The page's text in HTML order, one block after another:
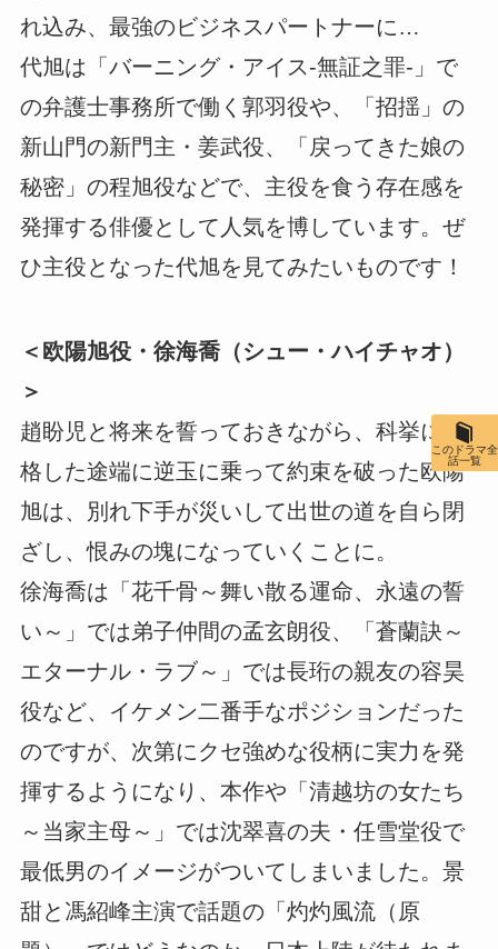
れ込み、最強のビジネスパートナーに…
代旭は「バーニング・アイス-無証之罪-」で
の弁護士事務所で働く郭羽役や、「招揺」の
新山門の新門主・姜武役、「戻ってきた娘の
秘密」の程旭役などで、主役を食う存在感を
発揮する俳優として人気を博しています。ぜ
ひ主役となった代旭を見てみたいものです！
＜欧陽旭役・徐海喬（シュー・ハイチャオ）
＞
趙盼児と将来を誓っておきながら、科挙に合
格した途端に逆玉に乗って約束を破った欧陽
旭は、別れ下手が災いして出世の道を自ら閉
ざし、恨みの塊になっていくことに。
徐海喬は「花千骨～舞い散る運命、永遠の誓
い～」では弟子仲間の孟玄朗役、「蒼蘭訣～
エターナル・ラブ～」では長珩の親友の容昊
役など、イケメン二番手なポジションだった
のですが、次第にクセ強めな役柄に実力を発
揮するようになり、本作や「清越坊の女たち
～当家主母～」では沈翠喜の夫・任雪堂役で
最低男のイメージがついてしまいました。景
甜と馮紹峰主演で話題の「灼灼風流（原
このドラマ全
話一覧